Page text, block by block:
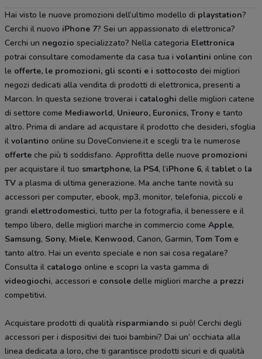
Hai visto le nuove promozioni dell’ultimo modello di playstation?
Cerchi il nuovo iPhone 7? Sei un appassionato di elettronica?
Cerchi un negozio specializzato? Nella categoria Elettronica
potrai consultare comodamente da casa tua i volantini online con
le offerte, le promozioni, gli sconti e i sottocosto dei migliori
negozi dedicati alla vendita di prodotti di elettronica, presenti a
Marcon. In questa sezione troverai i cataloghi delle migliori catene
di settore come Mediaworld, Unieuro, Euronics, Trony e tanto
altro. Prima di andare ad acquistare il prodotto che desideri, sfoglia
il volantino online su DoveConviene.it e scegli tra le numerose
offerte che più ti soddisfano. Approfitta delle nuove promozioni
per acquistare il tuo smartphone, la PS4, l’iPhone 6, iltablet o la
TV a plasma di ultima generazione. Ma anche tante novità su
accessori per computer, ebook, mp3, monitor, telefonia, piccoli e
grandi elettrodomestici, tutto per la fotografia, il benessere e il
tempo libero, delle migliori marche in commercio come Apple,
Samsung, Sony, Miele, Kenwood, Canon, Garmin, Tom Tom e
tanto altro. Hai un evento speciale e non sai cosa regalare?
Consulta il catalogo online e scopri la vasta gamma di
videogiochi, accessori e console delle migliori marche a prezzi
competitivi.
Acquistare prodotti di qualità risparmiando si può! Cerchi degli
accessori per i dispositivi dei tuoi bambini? Dai un’ occhiata alla
linea dedicata a loro, che ti garantisce prodotti sicuri e di qualità